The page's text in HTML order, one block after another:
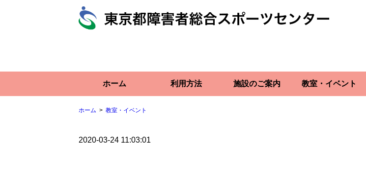
ホーム 利用方法 施設のご案内 教室・イベント
ホーム 教室・イベント
2020-03-24 11:03:01